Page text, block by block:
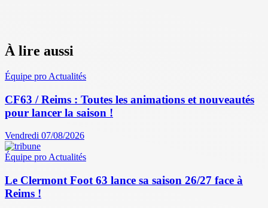
À lire aussi
Équipe pro Actualités
CF63 / Reims : Toutes les animations et nouveautés
pour lancer la saison !
Vendredi 07/08/2026
Équipe proActualités
Le Clermont Foot 63 lance sa saison 26/27 face à
Reims !